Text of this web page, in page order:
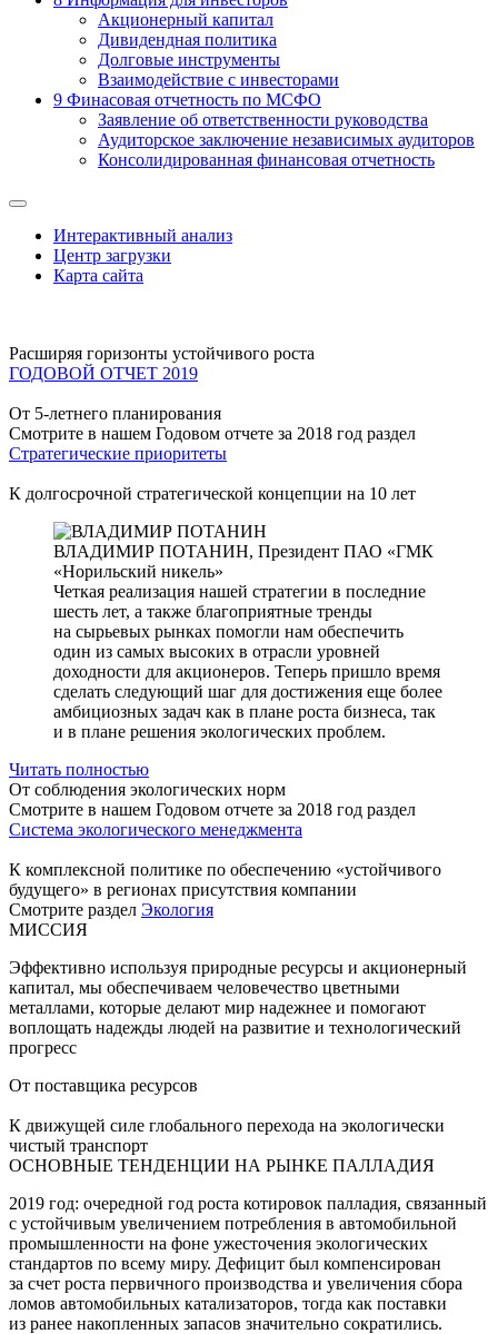
Акционерный капитал
Дивидендная политика
Долговые инструменты
Взаимодействие с инвеcторами
9 Финасовая отчетность по МСФО
Заявление об ответственности руководства
Аудиторское заключение независимых аудиторов
Консолидированная финансовая отчетность
Интерактивный анализ
Центр загрузки
Карта сайта
Расширяя горизонты устойчивого роста
ГОДОВОЙ ОТЧЕТ 2019
От 5-летнего планирования
Смотрите в нашем Годовом отчете за 2018 год раздел
Стратегические приоритеты
К долгосрочной стратегической концепции на 10 лет
ВЛАДИМИР ПОТАНИН, Президент ПАО «ГМК
«Норильский никель»
Четкая реализация нашей стратегии в последние
шесть лет, а также благоприятные тренды
на сырьевых рынках помогли нам обеспечить
один из самых высоких в отрасли уровней
доходности для акционеров. Теперь пришло время
сделать следующий шаг для достижения еще более
амбициозных задач как в плане роста бизнеса, так
и в плане решения экологических проблем.
Читать полностью
От соблюдения экологических норм
Смотрите в нашем Годовом отчете за 2018 год раздел
Система экологического менеджмента
К комплексной политике по обеспечению «устойчивого
будущего» в регионах присутствия компании
Смотрите раздел Экология
МИССИЯ
Эффективно используя природные ресурсы и акционерный
капитал, мы обеспечиваем человечество цветными
металлами, которые делают мир надежнее и помогают
воплощать надежды людей на развитие и технологический
прогресс
От поставщика ресурсов
К движущей силе глобального перехода на экологически
чистый транспорт
ОСНОВНЫЕ ТЕНДЕНЦИИ НА РЫНКЕ ПАЛЛАДИЯ
2019 год: очередной год роста котировок палладия, связанный
с устойчивым увеличением потребления в автомобильной
промышленности на фоне ужесточения экологических
стандартов по всему миру. Дефицит был компенсирован
за счет роста первичного производства и увеличения сбора
ломов автомобильных катализаторов, тогда как поставки
из ранее накопленных запасов значительно сократились.